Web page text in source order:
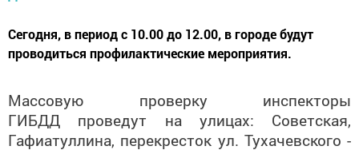
Сегодня, в период с 10.00 до 12.00, в городе будут
проводиться профилактические мероприятия.
Массовую проверку инспекторы
ГИБДД проведут на улицах: Советская,
Гафиатуллина, перекресток ул. Тухачевского -